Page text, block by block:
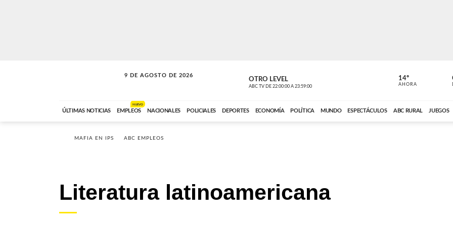
9 DE AGOSTO DE 2026
SOLO MÚSICA OTRO LEVEL
ABC TV DE 22:00:00 A 23:59:00
MÚSICA
ABC CARDINAL
14º
AHORA
ÚLTIMAS NOTICIAS EMPLEOS
NUEVO
NACIONALES POLICIALES DEPORTES ECONOMÍA POLÍTICA MUNDO ESPECTÁCULOS ABC RURAL JUEGOS
MAFIA EN IPS ABC EMPLEOS
Literatura latinoamericana